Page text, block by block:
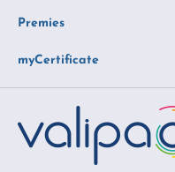
Premies
myCertificate